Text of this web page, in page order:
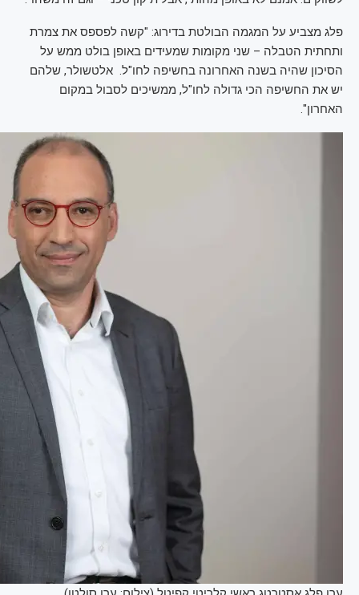
פלג מצביע על המגמה הבולטת בדירוג: "קשה לפספס את צמרת
ותחתית הטבלה – שני מקומות שמעידים באופן בולט ממש על
הסיכון שהיה בשנה האחרונה בחשיפה לחו"ל. אלטשולר, שלהם
יש את החשיפה הכי גדולה לחו"ל, ממשיכים לסבול במקום
האחרון".